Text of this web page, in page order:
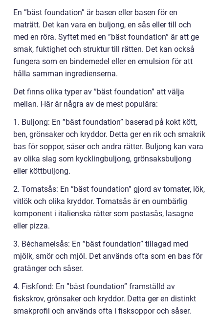
En ”bäst foundation” är basen eller basen för en
maträtt. Det kan vara en buljong, en sås eller till och
med en röra. Syftet med en ”bäst foundation” är att ge
smak, fuktighet och struktur till rätten. Det kan också
fungera som en bindemedel eller en emulsion för att
hålla samman ingredienserna.
Det finns olika typer av ”bäst foundation” att välja
mellan. Här är några av de mest populära:
1. Buljong: En ”bäst foundation” baserad på kokt kött,
ben, grönsaker och kryddor. Detta ger en rik och smakrik
bas för soppor, såser och andra rätter. Buljong kan vara
av olika slag som kycklingbuljong, grönsaksbuljong
eller köttbuljong.
2. Tomatsås: En ”bäst foundation” gjord av tomater, lök,
vitlök och olika kryddor. Tomatsås är en oumbärlig
komponent i italienska rätter som pastasås, lasagne
eller pizza.
3. Béchamelsås: En ”bäst foundation” tillagad med
mjölk, smör och mjöl. Det används ofta som en bas för
gratänger och såser.
4. Fiskfond: En ”bäst foundation” framställd av
fiskskrov, grönsaker och kryddor. Detta ger en distinkt
smakprofil och används ofta i fisksoppor och såser.